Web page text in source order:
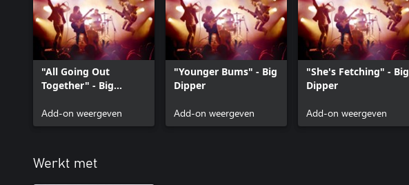
"All Going Out
Together" - Big
Add-on weergeven
"Younger Bums" - Big
Dipper
Add-on weergeven
"She's Fetching" - Big
Dipper
Add-on weergeven
Werkt met